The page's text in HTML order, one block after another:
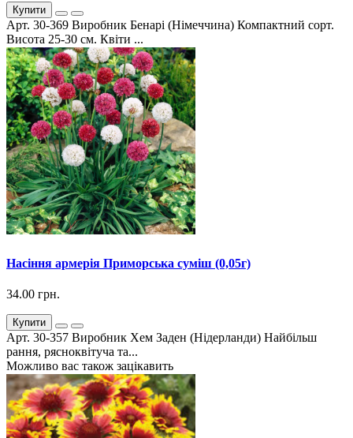
Купити
Арт. 30-369 Виробник Бенарі (Німеччина) Компактний сорт.
Висота 25-30 см. Квіти ...
Насіння армерія Приморська суміш (0,05г)
34.00 грн.
Купити
Арт. 30-357 Виробник Хем Заден (Нідерланди) Найбільш
рання, рясноквітуча та...
Можливо вас також зацікавить